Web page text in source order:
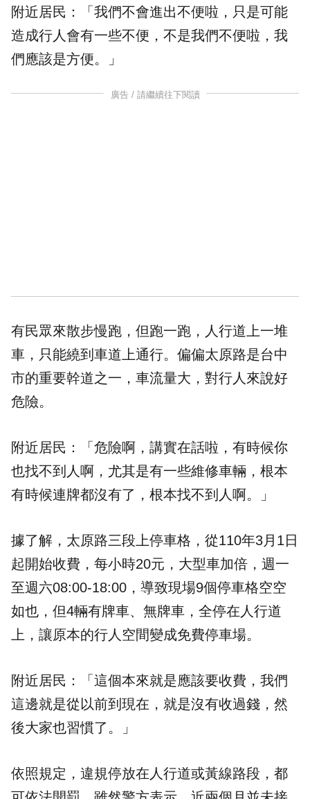
附近居民：「我們不會進出不便啦，只是可能
造成行人會有一些不便，不是我們不便啦，我
們應該是方便。」
廣告 / 請繼續往下閱讀
有民眾來散步慢跑，但跑一跑，人行道上一堆
車，只能繞到車道上通行。偏偏太原路是台中
市的重要幹道之一，車流量大，對行人來說好
危險。
附近居民：「危險啊，講實在話啦，有時候你
也找不到人啊，尤其是有一些維修車輛，根本
有時候連牌都沒有了，根本找不到人啊。」
據了解，太原路三段上停車格，從110年3月1日
起開始收費，每小時20元，大型車加倍，週一
至週六08:00-18:00，導致現場9個停車格空空
如也，但4輛有牌車、無牌車，全停在人行道
上，讓原本的行人空間變成免費停車場。
附近居民：「這個本來就是應該要收費，我們
這邊就是從以前到現在，就是沒有收過錢，然
後大家也習慣了。」
依照規定，違規停放在人行道或黃線路段，都